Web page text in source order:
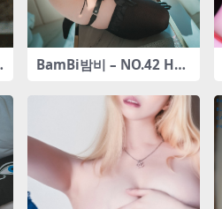
BamBi밤비 – NO.42 Hall
[50P-371MB]